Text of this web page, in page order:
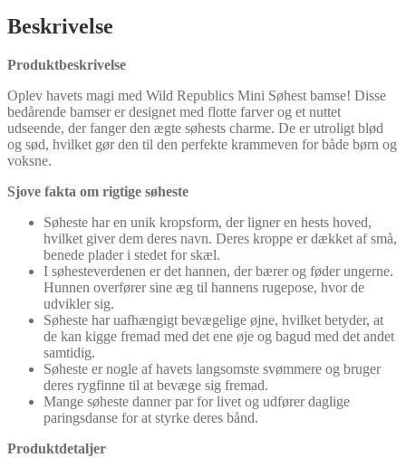
Beskrivelse
Produktbeskrivelse
Oplev havets magi med Wild Republics Mini Søhest bamse! Disse
bedårende bamser er designet med flotte farver og et nuttet
udseende, der fanger den ægte søhests charme. De er utroligt blød
og sød, hvilket gør den til den perfekte krammeven for både børn og
voksne.
Sjove fakta om rigtige søheste
Søheste har en unik kropsform, der ligner en hests hoved,
hvilket giver dem deres navn. Deres kroppe er dækket af små,
benede plader i stedet for skæl.
I søhesteverdenen er det hannen, der bærer og føder ungerne.
Hunnen overfører sine æg til hannens rugepose, hvor de
udvikler sig.
Søheste har uafhængigt bevægelige øjne, hvilket betyder, at
de kan kigge fremad med det ene øje og bagud med det andet
samtidig.
Søheste er nogle af havets langsomste svømmere og bruger
deres rygfinne til at bevæge sig fremad.
Mange søheste danner par for livet og udfører daglige
paringsdanse for at styrke deres bånd.
Produktdetaljer